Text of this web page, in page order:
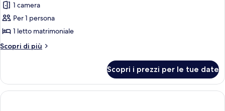
1 camera
Per 1 persona
1 letto matrimoniale
Scopri di più
Altri
Superior
uso
singolo
Scopri i prezzi per le tue date